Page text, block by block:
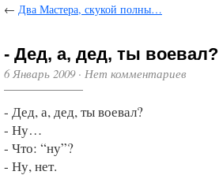
← Два Мастера, скукой полны…
- Дед, а, дед, ты воевал?
6 Январь 2009· Нет комментариев
- Дед, а, дед, ты воевал?
- Ну…
- Что: “ну”?
- Ну, нет.